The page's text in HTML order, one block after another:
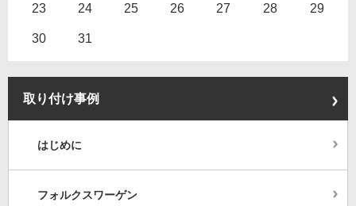
23 24 25 26 27 28 29
30 31
取り付け事例
はじめに
フォルクスワーゲン